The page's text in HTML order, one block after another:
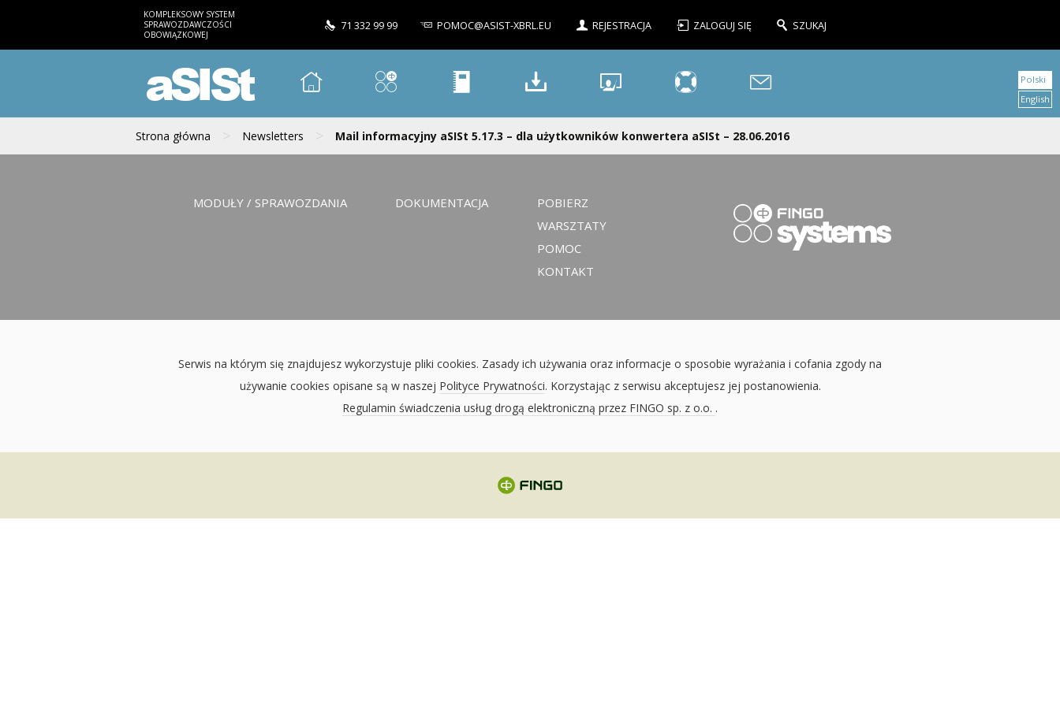
KOMPLEKSOWY SYSTEM
SPRAWOZDAWCZOŚCI
OBOWIĄZKOWEJ
71 332 99 99 POMOC@ASIST-XBRL.EU REJESTRACJA ZALOGUJ SIĘ SZUKAJ
aSISt
Strona główna > Newsletters > Mail informacyjny aSISt 5.17.3 – dla użytkowników konwertera aSISt – 28.06.2016
Polski
English
MODUŁY / SPRAWOZDANIA DOKUMENTACJA
POBIERZ
WARSZTATY
POMOC
KONTAKT
Serwis na którym się znajdujesz wykorzystuje pliki cookies. Zasady ich używania oraz informacje o sposobie wyrażania i cofania zgody na
używanie cookies opisane są w naszej Polityce Prywatności. Korzystając z serwisu akceptujesz jej postanowienia.
Regulamin świadczenia usług drogą elektroniczną przez FINGO sp. z o.o. .